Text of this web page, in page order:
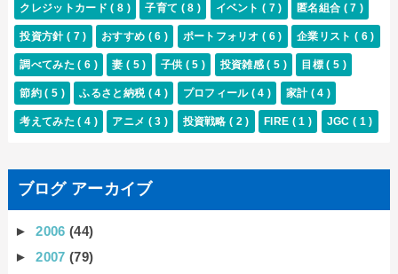
クレジットカード( 8 ) 子育て ( 8 ) イベント( 7 ) 匿名組合 ( 7 )
投資方針( 7 ) おすすめ ( 6 ) ポートフォリオ( 6 ) 企業リスト ( 6 )
調べてみた( 6 ) 妻 ( 5 ) 子供 ( 5 ) 投資雑感( 5 ) 目標( 5 )
節約( 5 ) ふるさと納税 ( 4 ) プロフィール ( 4 ) 家計 ( 4 )
考えてみた( 4 ) アニメ ( 3 ) 投資戦略( 2 ) FIRE ( 1 ) JGC ( 1 )
ブログ アーカイブ
►2006(44)
►2007(79)